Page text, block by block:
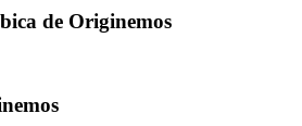
de Originemos